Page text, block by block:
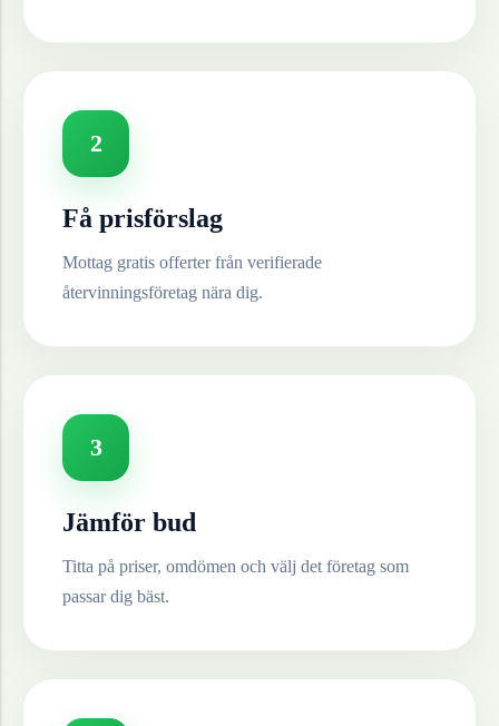
2
Få prisförslag
Mottag gratis offerter från verifierade
återvinningsföretag nära dig.
3
Jämför bud
Titta på priser, omdömen och välj det företag som
passar dig bäst.